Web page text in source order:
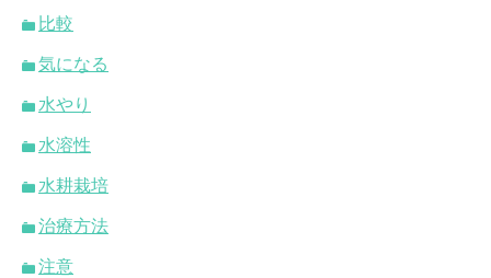
比較
気になる
水やり
水溶性
水耕栽培
治療方法
注意